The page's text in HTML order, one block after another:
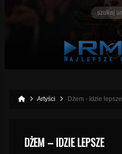
Artyści Dżem - Idzie lepsze
DŻEM – IDZIE LEPSZE